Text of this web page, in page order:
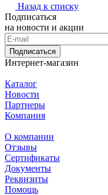
Назад к списку
Подписаться
на новости и акции
Подписаться
Интернет-магазин
Каталог
Новости
Партнеры
Компания
О компании
Отзывы
Сертификаты
Документы
Реквизиты
Помощь